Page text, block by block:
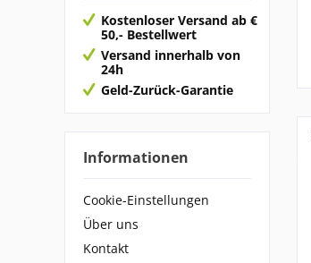
Kostenloser Versand ab €
50,- Bestellwert
Versand innerhalb von
24h
Geld-Zurück-Garantie
Informationen
Cookie-Einstellungen
Über uns
Kontakt